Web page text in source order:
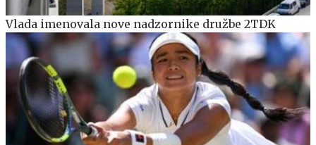
Vlada imenovala nove nadzornike družbe 2TDK